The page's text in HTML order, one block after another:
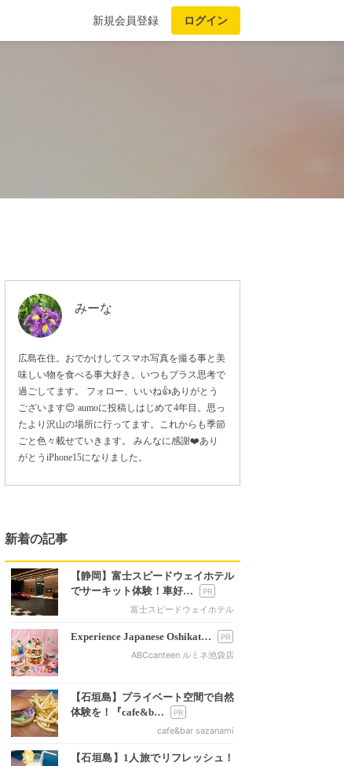
新規会員登録 ログイン
みーな
広島在住。おでかけしてスマホ写真を撮る事と美
味しい物を食べる事大好き。いつもプラス思考で
過ごしてます。 フォロー、いいね👍ありがとう
ございます😊 aumoに投稿しはじめて4年目。思っ
たより沢山の場所に行ってます。これからも季節
ごと色々載せていきます。 みんなに感謝❤️あり
がとうiPhone15になりました。
新着の記事
【静岡】富士スピードウェイホテル
でサーキット体験！車好…
富士スピードウェイホテル
Experience Japanese Oshikat…
ABCcanteen ルミネ池袋店
【石垣島】プライベート空間で自然
体験を！『cafe&b…
cafe&bar sazanami
【石垣島】1人旅でリフレッシュ！